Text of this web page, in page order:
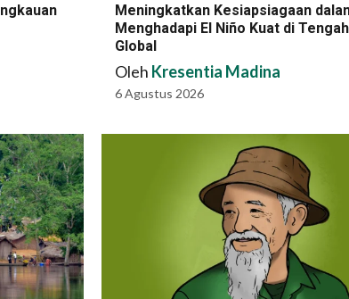
Meningkatkan Kesiapsiagaan
Menghadapi El Niño Kuat di
Global
Oleh Kresentia Madina
6 Agustus 2026